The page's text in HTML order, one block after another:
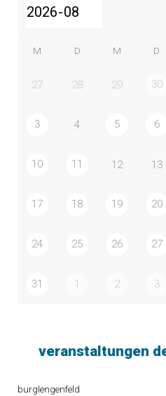
M D M D
27 28 29 30
3 4 5 6
10 11 12 13
17 18 19 20
24 25 26 27
31 1 2 3
veranstaltungen
burglengenfeld